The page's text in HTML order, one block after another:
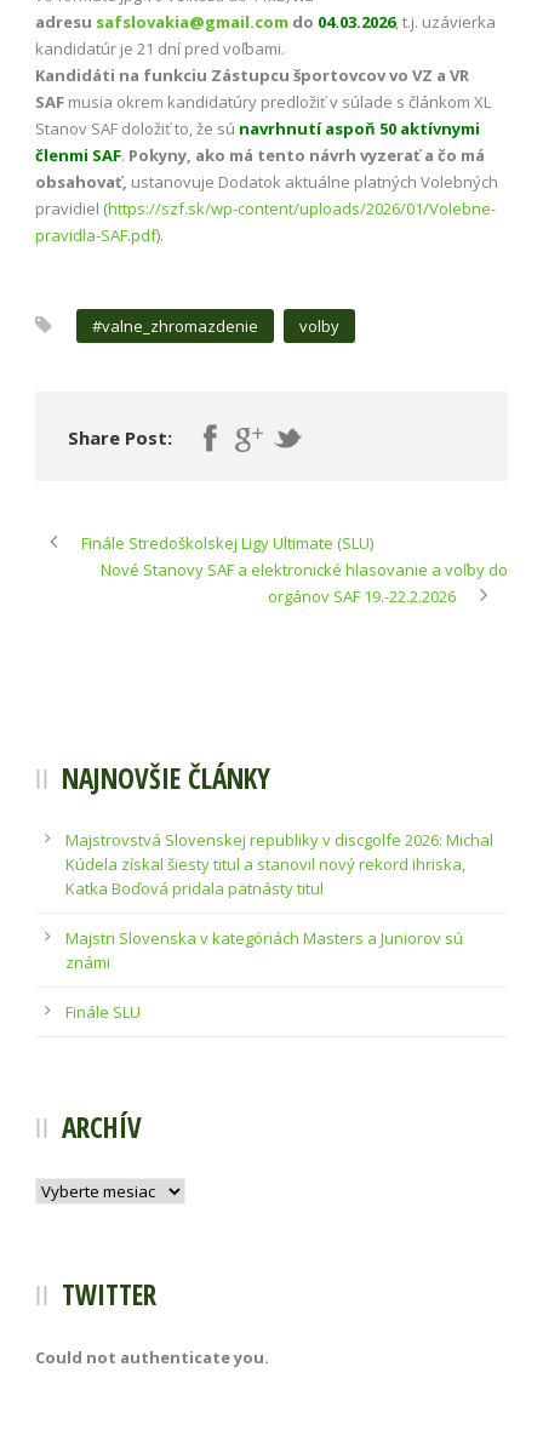
adresu safslovakia@gmail.com do 04.03.2026,t.j. uzávierka
kandidatúr je 21 dní pred voľbami.
Kandidáti na funkciu Zástupcu športovcov vo VZ a VR
SAF musia okrem kandidatúry predložiť v súlade s článkom XL
Stanov SAF doložiť to, že sú navrhnutí aspoň 50 aktívnymi
členmi SAF. Pokyny, ako má tento návrh vyzerať a čo má
obsahovať, ustanovuje Dodatok aktuálne platných Volebných
pravidiel (https://szf.sk/wp-content/uploads/2026/01/Volebne-
pravidla-SAF.pdf).
#valne_zhromazdenie volby
Share Post:
Finále Stredoškolskej Ligy Ultimate (SLU)
Nové Stanovy SAF a elektronické hlasovanie a voľby do
orgánov SAF 19.-22.2.2026
NAJNOVŠIE ČLÁNKY
Majstrovstvá Slovenskej republiky v discgolfe 2026: Michal
Kúdela získal šiesty titul a stanovil nový rekord ihriska,
Katka Boďová pridala pätnásty titul
Majstri Slovenska v kategóriách Masters a Juniorov sú
známi
Finále SLU
ARCHÍV
Archív
TWITTER
Could not authenticate you.